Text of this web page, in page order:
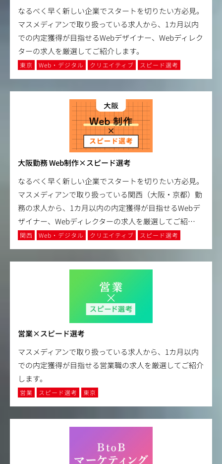
なるべく早く新しい企業でスタートを切りたい方必見。
マスメディアンで取り扱っている求人から、1カ月以内
での内定獲得が目指せるWebデザイナー、Webディレク
ターの求人を厳選してご紹介します。
東京 Web・デジタル クリエイティブ スピード選考
大阪勤務 Web制作×スピード選考
なるべく早く新しい企業でスタートを切りたい方必見。
マスメディアンで取り扱っている関西（大阪・京都）勤
務の求人から、1カ月以内の内定獲得が目指せるWebデ
ザイナー、Webディレクターの求人を厳選してご紹…
関西 Web・デジタル クリエイティブ スピード選考
営業×スピード選考
マスメディアンで取り扱っている求人から、1カ月以内
での内定獲得が目指せる営業職の求人を厳選してご紹介
します。
営業 スピード選考 東京